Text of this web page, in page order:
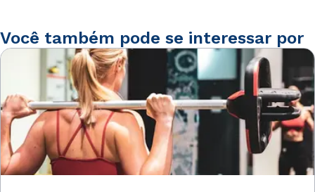
Você também pode se interessar por